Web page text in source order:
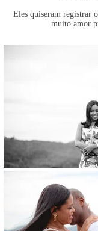
Eles quiseram registrar
muito amor